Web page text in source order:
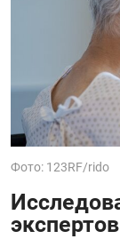
Фото: 123RF/rido
экспертов